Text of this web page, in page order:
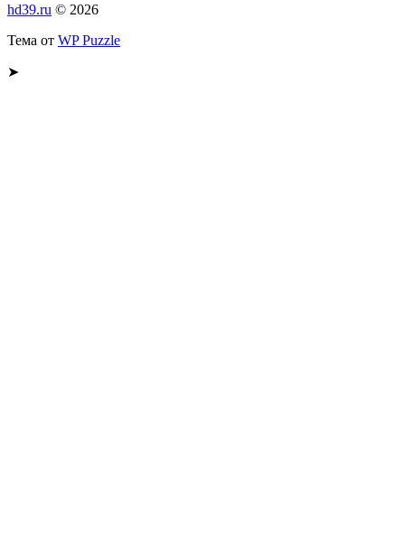
hd39.ru © 2026
Тема от WP Puzzle
➤